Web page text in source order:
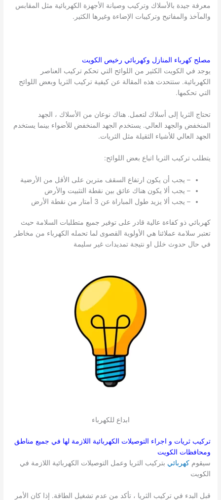
معرفة جيدة بالأسلاك وتركيب وصيانة الأجهزة الكهربائية مثل المقابس
والمآخذ والمفاتيح وتركيبات الإضاءة وغيرها الكثير.
مصلح كهرباء المنازل وكهربائي رخيص الكويت
يوجد في الكويت الكثير من اللوائح التي تحكم تركيب العناصر
الكهربائية. ستتحدث هذه المقالة عن كيفية تركيب الثريا وبعض اللوائح
التي تحكمها.
تحتاج الثريا إلى أسلاك لتعمل. هناك نوعان من الأسلاك ، الجهد
المنخفض والجهد العالي. يستخدم الجهد المنخفض للأضواء بينما يستخدم
الجهد العالي للأشياء الثقيلة مثل الثريات.
يتطلب تركيب الثريا اتباع بعض اللوائح:
– يجب أن يكون ارتفاع السقف مترين على الأقل من الأرضية
– يجب ألا يكون هناك عائق بين نقطة التثبيت والأرض
– يجب ألا يزيد طول المباراة عن 3 أمتار من نقطة الأرض
كهربائي ذو كفاءة عالية قادر على توفير جميع متطلبات السلامة حيث
تعتبر سلامة عملائنا هي الأولوية القصوى لما تحمله الكهرباء من مخاطر
في حال حدوث خلل او نتيجة تمديدات غير سليمة
ابداع للكهرباء
تركيب ثريات و اجراء التوصيلات الكهربائية اللازمة لها في جميع مناطق
ومحافظات الكويت
سيقومكهربائي بتركيب الثريا وعمل التوصيلات الكهربائية اللازمة في
الكويت
قبل البدء في تركيب الثريا ، تأكد من عدم تشغيل الطاقة. إذا كان الأمر